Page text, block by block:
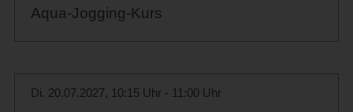
Aqua-Jogging-Kurs
Di. 20.07.2027, 10:15 Uhr - 11:00 Uhr